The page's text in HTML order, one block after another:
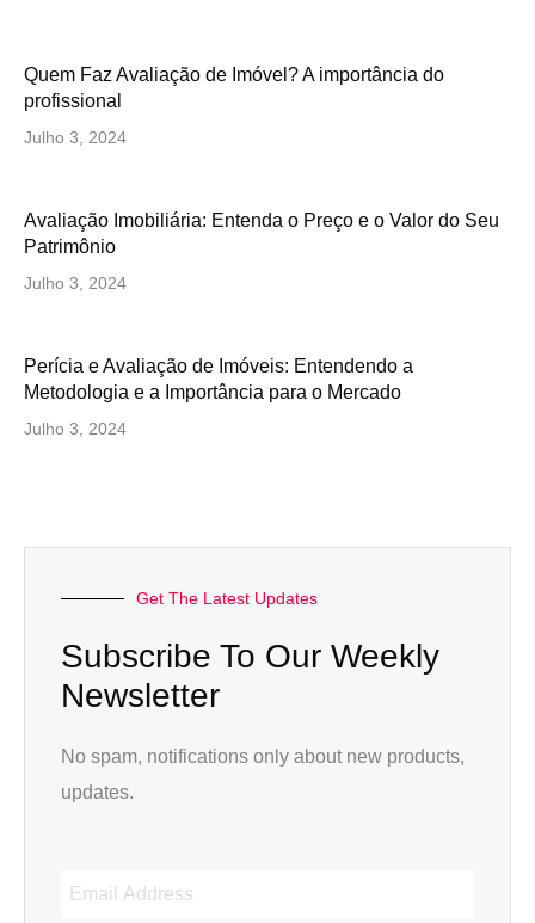
Quem Faz Avaliação de Imóvel? A importância do
profissional
Julho 3, 2024
Avaliação Imobiliária: Entenda o Preço e o Valor do Seu
Patrimônio
Julho 3, 2024
Perícia e Avaliação de Imóveis: Entendendo a
Metodologia e a Importância para o Mercado
Julho 3, 2024
Get The Latest Updates
Subscribe To Our Weekly
Newsletter
No spam, notifications only about new products,
updates.